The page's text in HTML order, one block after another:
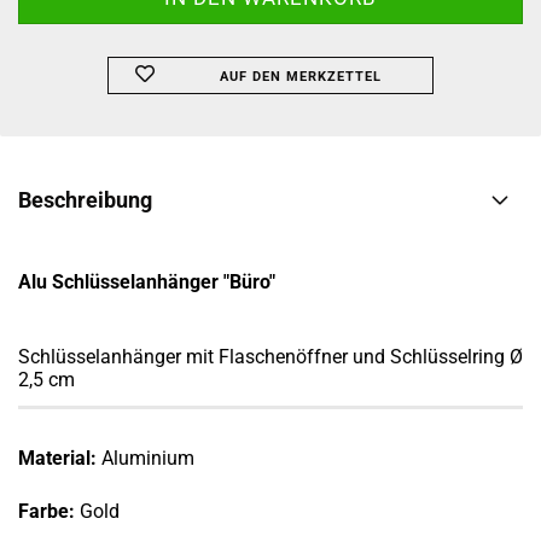
AUF DEN MERKZETTEL
Beschreibung
Alu Schlüsselanhänger "Büro"
Schlüsselanhänger mit Flaschenöffner und Schlüsselring Ø
2,5 cm
Material: Aluminium
Farbe: Gold